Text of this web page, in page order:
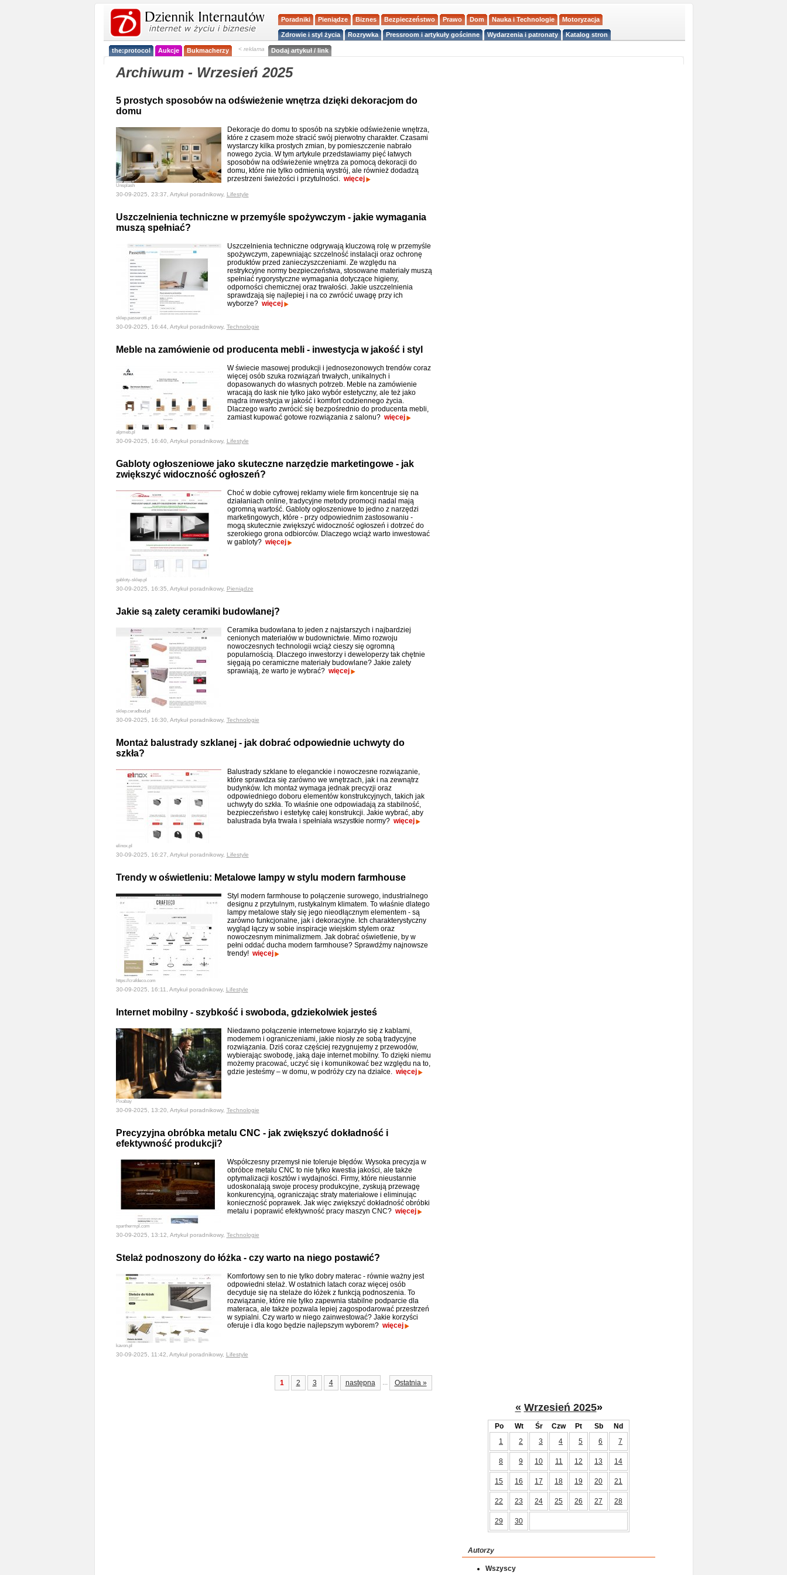
Poradniki Pieniądze Biznes Bezpieczeństwo Prawo Dom Nauka i Technologie Motoryzacja
Zdrowie i styl życia Rozrywka Pressroom i artykuły gościnne Wydarzenia i patronaty Katalog stron
the:protocol Aukcje Bukmacherzy < reklama Dodaj artykuł / link
Archiwum - Wrzesień 2025
5 prostych sposobów na odświeżenie wnętrza dzięki dekoracjom do
domu
Unsplash
Dekoracje do domu to sposób na szybkie odświeżenie wnętrza,
które z czasem może stracić swój pierwotny charakter. Czasami
wystarczy kilka prostych zmian, by pomieszczenie nabrało
nowego życia. W tym artykule przedstawiamy pięć łatwych
sposobów na odświeżenie wnętrza za pomocą dekoracji do
domu, które nie tylko odmienią wystrój, ale również dodadzą
przestrzeni świeżości i przytulności. więcej
30-09-2025, 23:37, Artykuł poradnikowy, Lifestyle
Uszczelnienia techniczne w przemyśle spożywczym - jakie wymagania
muszą spełniać?
sklep.passerotti.pl
Uszczelnienia techniczne odgrywają kluczową rolę w przemyśle
spożywczym, zapewniając szczelność instalacji oraz ochronę
produktów przed zanieczyszczeniami. Ze względu na
restrykcyjne normy bezpieczeństwa, stosowane materiały muszą
spełniać rygorystyczne wymagania dotyczące higieny,
odporności chemicznej oraz trwałości. Jakie uszczelnienia
sprawdzają się najlepiej i na co zwrócić uwagę przy ich
wyborze? więcej
30-09-2025, 16:44, Artykuł poradnikowy, Technologie
Meble na zamówienie od producenta mebli - inwestycja w jakość i styl
alpmeb.pl
W świecie masowej produkcji i jednosezonowych trendów coraz
więcej osób szuka rozwiązań trwałych, unikalnych i
dopasowanych do własnych potrzeb. Meble na zamówienie
wracają do łask nie tylko jako wybór estetyczny, ale też jako
mądra inwestycja w jakość i komfort codziennego życia.
Dlaczego warto zwrócić się bezpośrednio do producenta mebli,
zamiast kupować gotowe rozwiązania z salonu? więcej
30-09-2025, 16:40, Artykuł poradnikowy, Lifestyle
Gabloty ogłoszeniowe jako skuteczne narzędzie marketingowe - jak
zwiększyć widoczność ogłoszeń?
gabloty-sklep.pl
Choć w dobie cyfrowej reklamy wiele firm koncentruje się na
działaniach online, tradycyjne metody promocji nadal mają
ogromną wartość. Gabloty ogłoszeniowe to jedno z narzędzi
marketingowych, które - przy odpowiednim zastosowaniu -
mogą skutecznie zwiększyć widoczność ogłoszeń i dotrzeć do
szerokiego grona odbiorców. Dlaczego wciąż warto inwestować
w gabloty? więcej
30-09-2025, 16:35, Artykuł poradnikowy, Pieniądze
Jakie są zalety ceramiki budowlanej?
sklep.ceradbud.pl
Ceramika budowlana to jeden z najstarszych i najbardziej
cenionych materiałów w budownictwie. Mimo rozwoju
nowoczesnych technologii wciąż cieszy się ogromną
popularnością. Dlaczego inwestorzy i deweloperzy tak chętnie
sięgają po ceramiczne materiały budowlane? Jakie zalety
sprawiają, że warto je wybrać? więcej
30-09-2025, 16:30, Artykuł poradnikowy, Technologie
Montaż balustrady szklanej - jak dobrać odpowiednie uchwyty do
szkła?
elinox.pl
Balustrady szklane to eleganckie i nowoczesne rozwiązanie,
które sprawdza się zarówno we wnętrzach, jak i na zewnątrz
budynków. Ich montaż wymaga jednak precyzji oraz
odpowiedniego doboru elementów konstrukcyjnych, takich jak
uchwyty do szkła. To właśnie one odpowiadają za stabilność,
bezpieczeństwo i estetykę całej konstrukcji. Jakie wybrać, aby
balustrada była trwała i spełniała wszystkie normy? więcej
30-09-2025, 16:27, Artykuł poradnikowy, Lifestyle
Trendy w oświetleniu: Metalowe lampy w stylu modern farmhouse
https://crafdeco.com
Styl modern farmhouse to połączenie surowego, industrialnego
designu z przytulnym, rustykalnym klimatem. To właśnie dlatego
lampy metalowe stały się jego nieodłącznym elementem - są
zarówno funkcjonalne, jak i dekoracyjne. Ich charakterystyczny
wygląd łączy w sobie inspiracje wiejskim stylem oraz
nowoczesnym minimalizmem. Jak dobrać oświetlenie, by w
pełni oddać ducha modern farmhouse? Sprawdźmy najnowsze
trendy! więcej
30-09-2025, 16:11, Artykuł poradnikowy, Lifestyle
Internet mobilny - szybkość i swoboda, gdziekolwiek jesteś
Pixabay
Niedawno połączenie internetowe kojarzyło się z kablami,
modemem i ograniczeniami, jakie niosły ze sobą tradycyjne
rozwiązania. Dziś coraz częściej rezygnujemy z przewodów,
wybierając swobodę, jaką daje internet mobilny. To dzięki niemu
możemy pracować, uczyć się i komunikować bez względu na to,
gdzie jesteśmy – w domu, w podróży czy na działce. więcej
30-09-2025, 13:20, Artykuł poradnikowy, Technologie
Precyzyjna obróbka metalu CNC - jak zwiększyć dokładność i
efektywność produkcji?
sparthermpl.com
Współczesny przemysł nie toleruje błędów. Wysoka precyzja w
obróbce metalu CNC to nie tylko kwestia jakości, ale także
optymalizacji kosztów i wydajności. Firmy, które nieustannie
udoskonalają swoje procesy produkcyjne, zyskują przewagę
konkurencyjną, ograniczając straty materiałowe i eliminując
konieczność poprawek. Jak więc zwiększyć dokładność obróbki
metalu i poprawić efektywność pracy maszyn CNC? więcej
30-09-2025, 13:12, Artykuł poradnikowy, Technologie
Stelaż podnoszony do łóżka - czy warto na niego postawić?
kavon.pl
Komfortowy sen to nie tylko dobry materac - równie ważny jest
odpowiedni stelaż. W ostatnich latach coraz więcej osób
decyduje się na stelaże do łóżek z funkcją podnoszenia. To
rozwiązanie, które nie tylko zapewnia stabilne podparcie dla
materaca, ale także pozwala lepiej zagospodarować przestrzeń
w sypialni. Czy warto w niego zainwestować? Jakie korzyści
oferuje i dla kogo będzie najlepszym wyborem? więcej
30-09-2025, 11:42, Artykuł poradnikowy, Lifestyle
1 2 3 4 następna ... Ostatnia »
« Wrzesień 2025»
Po Wt Śr Czw Pt Sb
Nd
1
2 3 4 5 6 7
8 9 10 11 12 13 14
15 16 17 18 19 20 21
22 23 24 25 26 27 28
29 30
Autorzy
Wszyscy